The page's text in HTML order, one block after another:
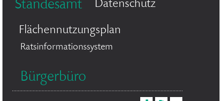
Standesamt Datenschutz
Flächennutzungsplan
Ratsinformationssystem
Bürgerbüro